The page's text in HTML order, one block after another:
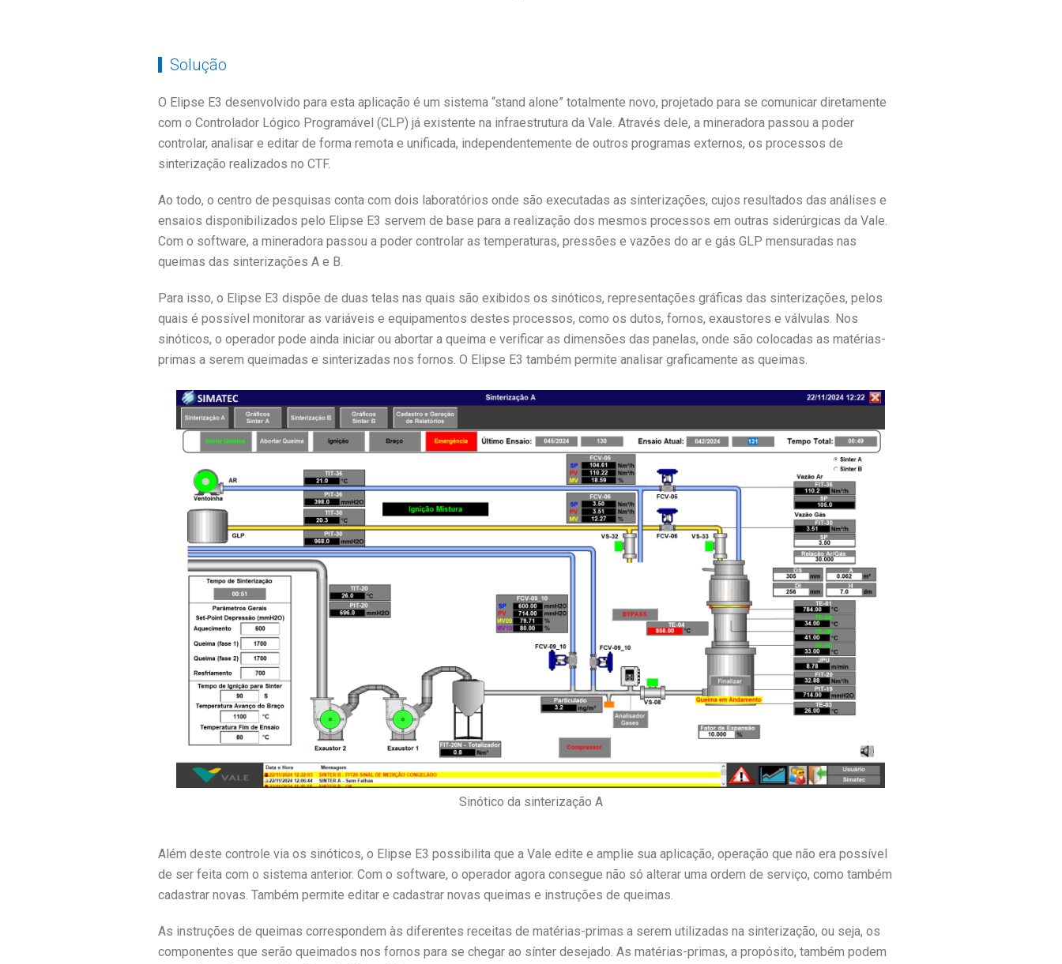
Solução
O Elipse E3 desenvolvido para esta aplicação é um sistema “stand alone” totalmente novo, projetado para se comunicar diretamente
com o Controlador Lógico Programável (CLP) já existente na infraestrutura da Vale. Através dele, a mineradora passou a poder
controlar, analisar e editar de forma remota e unificada, independentemente de outros programas externos, os processos de
sinterização realizados no CTF.
Ao todo, o centro de pesquisas conta com dois laboratórios onde são executadas as sinterizações, cujos resultados das análises e
ensaios disponibilizados pelo Elipse E3 servem de base para a realização dos mesmos processos em outras siderúrgicas da Vale.
Com o software, a mineradora passou a poder controlar as temperaturas, pressões e vazões do ar e gás GLP mensuradas nas
queimas das sinterizações A e B.
Para isso, o Elipse E3 dispõe de duas telas nas quais são exibidos os sinóticos, representações gráficas das sinterizações, pelos
quais é possível monitorar as variáveis e equipamentos destes processos, como os dutos, fornos, exaustores e válvulas. Nos
sinóticos, o operador pode ainda iniciar ou abortar a queima e verificar as dimensões das panelas, onde são colocadas as matérias-
primas a serem queimadas e sinterizadas nos fornos. O Elipse E3 também permite analisar graficamente as queimas.
Sinótico da sinterização A
Além deste controle via os sinóticos, o Elipse E3 possibilita que a Vale edite e amplie sua aplicação, operação que não era possível
de ser feita com o sistema anterior. Com o software, o operador agora consegue não só alterar uma ordem de serviço, como também
cadastrar novas. Também permite editar e cadastrar novas queimas e instruções de queimas.
As instruções de queimas correspondem às diferentes receitas de matérias-primas a serem utilizadas na sinterização, ou seja, os
componentes que serão queimados nos fornos para se chegar ao sínter desejado. As matérias-primas, a propósito, também podem